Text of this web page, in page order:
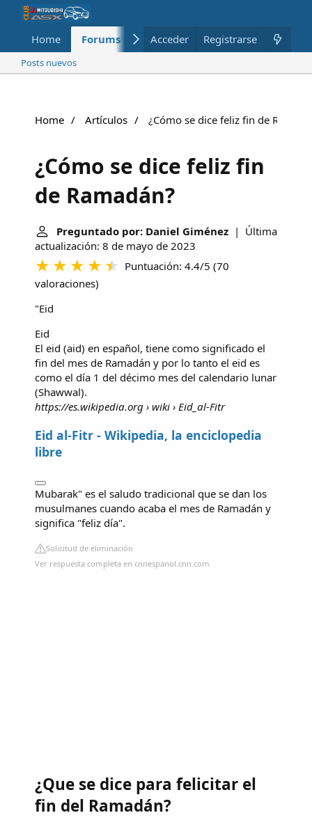
Home Forums Nuevo Miembros
Acceder Registrarse
Posts nuevos
Home Artículos ¿Cómo se dice feliz fin de
¿Cómo se dice feliz fin
de Ramadán?
Preguntado por: Daniel Giménez | Última
actualización: 8 de mayo de 2023
Puntuación: 4.4/5 (70
valoraciones)
"Eid
Eid
El eid (aid) en español, tiene como significado el
fin del mes de Ramadán y por lo tanto el eid es
como el día 1 del décimo mes del calendario lunar
(Shawwal).
https://es.wikipedia.org › wiki › Eid_al-Fitr
Eid al-Fitr - Wikipedia, la enciclopedia
libre
Mubarak" es el saludo tradicional que se dan los
musulmanes cuando acaba el mes de Ramadán y
significa "feliz día".
Solicitud de eliminación
Ver respuesta completa en cnnespanol.cnn.com
¿Que se dice para felicitar el
fin del Ramadán?